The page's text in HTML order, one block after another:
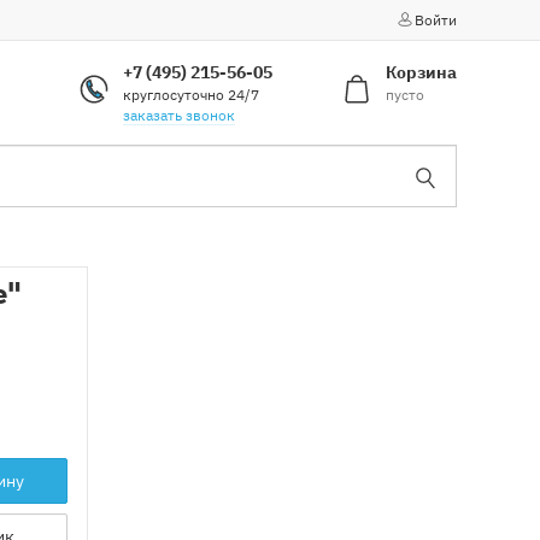
Войти
+7 (495) 215-56-05
круглосуточно 24/7
заказать звонок
Корзина
пусто